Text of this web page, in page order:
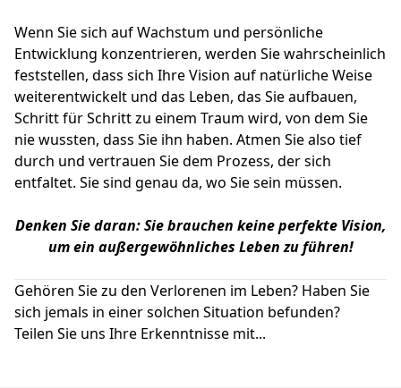
Wenn Sie sich auf Wachstum und persönliche
Entwicklung konzentrieren, werden Sie wahrscheinlich
feststellen, dass sich Ihre Vision auf natürliche Weise
weiterentwickelt und das Leben, das Sie aufbauen,
Schritt für Schritt zu einem Traum wird, von dem Sie
nie wussten, dass Sie ihn haben. Atmen Sie also tief
durch und vertrauen Sie dem Prozess, der sich
entfaltet. Sie sind genau da, wo Sie sein müssen.
Denken Sie daran: Sie brauchen keine perfekte Vision,
um ein außergewöhnliches Leben zu führen!
Gehören Sie zu den Verlorenen im Leben? Haben Sie
sich jemals in einer solchen Situation befunden?
Teilen Sie uns Ihre Erkenntnisse mit...